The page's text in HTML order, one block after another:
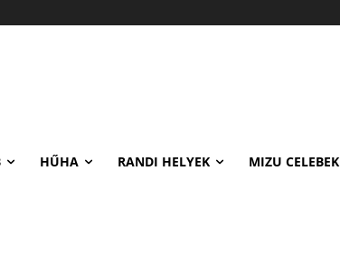
HŰHA RANDI HELYEK MIZU CELEBEK